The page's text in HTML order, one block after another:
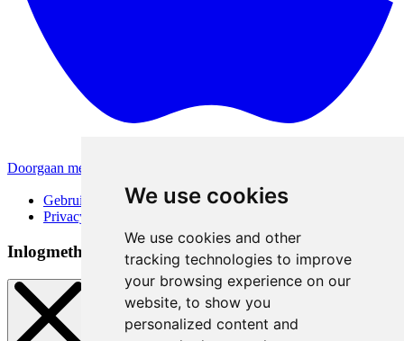
We use cookies
We use cookies and other
tracking technologies to improve
your browsing experience on our
website, to show you
personalized content and
Doorgaan met Apple
Gebruiksvoorwaarden
Privacybeleid
Inlogmethoden